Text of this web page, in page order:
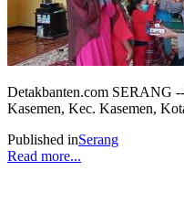
Detakbanten.com SERANG
Kasemen, Kec. Kasemen,
Published inSerang
Read more...